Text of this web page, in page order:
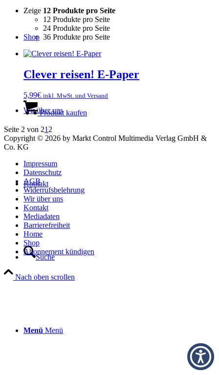
Shop
Wir über uns
Kontakt
Suche
Menü Menü
Zeige 12 Produkte pro Seite
12 Produkte pro Seite
24 Produkte pro Seite
36 Produkte pro Seite
Clever reisen! E-Paper
5,99€ inkl. MwSt. und Versand
Produkt kaufen
Seite 2 von 21 2
Copyright © 2026 by Markt Control Multimedia Verlag GmbH &
Co. KG
Impressum
Datenschutz
AGB
Widerrufsbelehrung
Wir über uns
Kontakt
Mediadaten
Barrierefreiheit
Home
Shop
Abonnement kündigen
Nach oben scrollen